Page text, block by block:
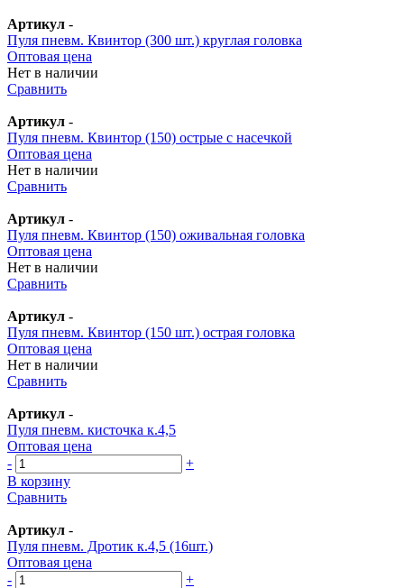
Артикул -
Пуля пневм. Квинтор (300 шт.) круглая головка
Оптовая цена
Нет в наличии
Сравнить
Артикул -
Пуля пневм. Квинтор (150) острые с насечкой
Оптовая цена
Нет в наличии
Сравнить
Артикул -
Пуля пневм. Квинтор (150) оживальная головка
Оптовая цена
Нет в наличии
Сравнить
Артикул -
Пуля пневм. Квинтор (150 шт.) острая головка
Оптовая цена
Нет в наличии
Сравнить
Артикул -
Пуля пневм. кисточка к.4,5
Оптовая цена
-
+
В корзину
Сравнить
Артикул -
Пуля пневм. Дротик к.4,5 (16шт.)
Оптовая цена
-
+